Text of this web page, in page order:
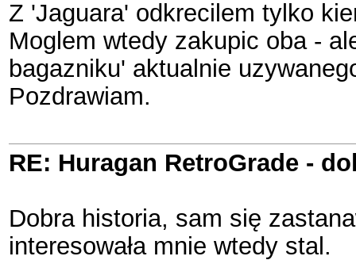
Z 'Jaguara' odkrecilem tylko
Moglem wtedy zakupic oba -
bagazniku' aktualnie
Pozdrawiam.
RE: Huragan RetroGrade -
Dobra historia, sam się
interesowała mnie wtedy stal.